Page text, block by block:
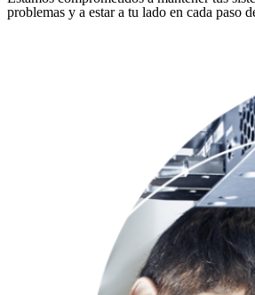
problemas y a estar a tu lado en cada paso